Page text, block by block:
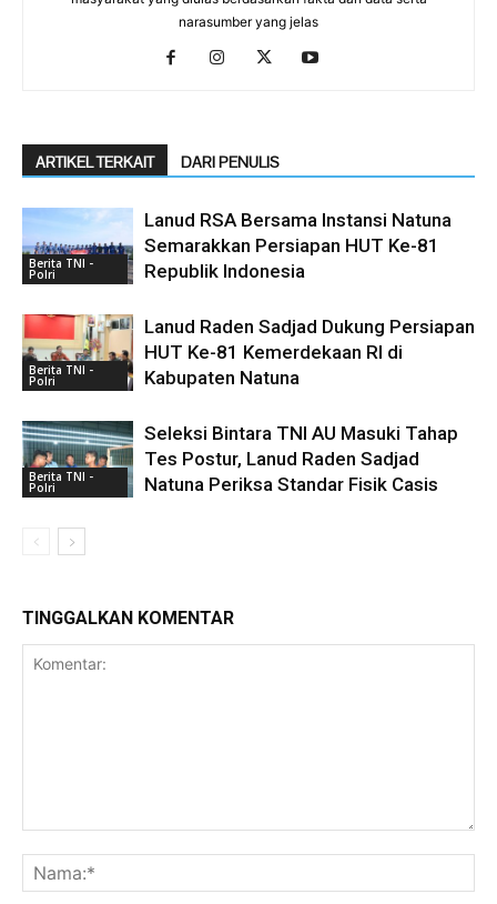
narasumber yang jelas
ARTIKEL TERKAIT DARI PENULIS
Berita TNI -
Polri
Lanud RSA Bersama Instansi Natuna
Semarakkan Persiapan HUT Ke-81
Republik Indonesia
Berita TNI -
Polri
Lanud Raden Sadjad Dukung Persiapan
HUT Ke-81 Kemerdekaan RI di
Kabupaten Natuna
Berita TNI -
Polri
Seleksi Bintara TNI AU Masuki Tahap
Tes Postur, Lanud Raden Sadjad
Natuna Periksa Standar Fisik Casis
TINGGALKAN KOMENTAR